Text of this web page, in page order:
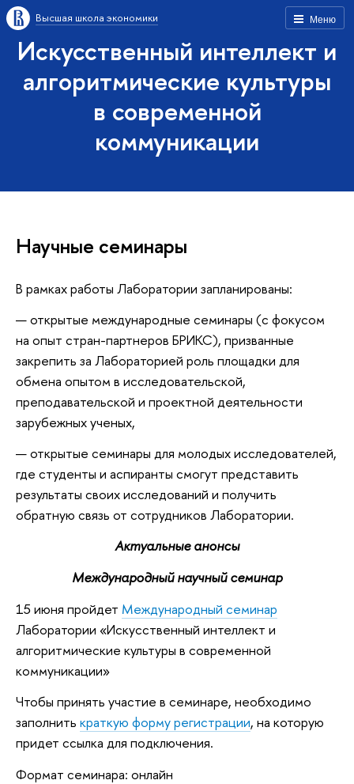
Меню
Высшая школа экономики
Искусственный интеллект и
алгоритмические культуры
в современной
коммуникации
Научные семинары
В рамках работы Лаборатории запланированы:
открытые международные семинары (с фокусом
на опыт стран-партнеров БРИКС), призванные
закрепить за Лабораторией роль площадки для
обмена опытом в исследовательской,
преподавательской и проектной деятельности
зарубежных ученых,
открытые семинары для молодых исследователей,
где студенты и аспиранты смогут представить
результаты своих исследований и получить
обратную связь от сотрудников Лаборатории.
Актуальные анонсы
Международный научный семинар
15 июня пройдет Международный семинар
Лаборатории «Искусственный интеллект и
алгоритмические культуры в современной
коммуникации»
Чтобы принять участие в семинаре, необходимо
заполнить краткую форму регистрации, на которую
придет ссылка для подключения.
Формат семинара: онлайн